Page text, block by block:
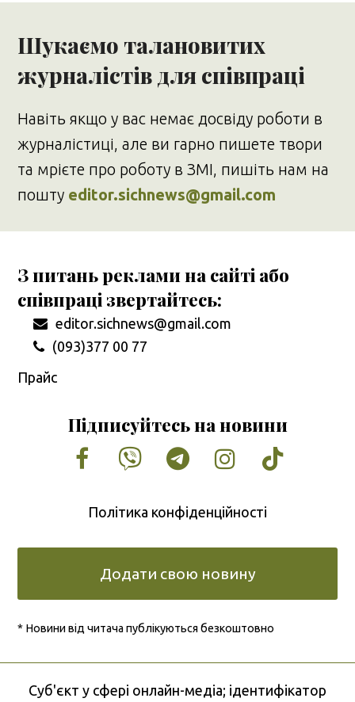
Шукаємо талановитих
журналістів для співпраці
Навіть якщо у вас немає досвіду роботи в
журналістиці, але ви гарно пишете твори
та мрієте про роботу в ЗМІ, пишіть нам на
пошту editor.sichnews@gmail.com
З питань реклами на сайті або
співпраці звертайтесь:
editor.sichnews@gmail.com
(093)377 00 77
Прайс
Підписуйтесь на новини
Facebook
VimeoTumblrInstagram
Tiktok
Політика конфіденційності
Додати свою новину
* Новини від читача публікуються безкоштовно
Cуб'єкт у сфері онлайн-медіа; ідентифікатор